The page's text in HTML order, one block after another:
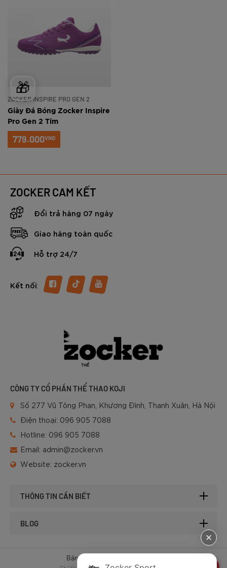
🎁
ZOCKER INSPIRE PRO GEN 2
Giày Đá Bóng Zocker Inspire
Pro Gen 2 Tím
779.000VNĐ
ZOCKER CAM KẾT
Đổi trả hàng 07 ngày
Giao hàng toàn quốc
Hỗ trợ 24/7
Kết nối:
CÔNG TY CỔ PHẦN THỂ THAO KOJI
Số 277 Vũ Tông Phan, Khương Đình, Thanh Xuân, Hà Nội
Điện thoại: 096 905 7088
Hotline: 096 905 7088
Email: admin@zocker.vn
Website: zocker.vn
THÔNG TIN CẦN BIẾT
BLOG
Bản quyền © 2025 của Zocker.